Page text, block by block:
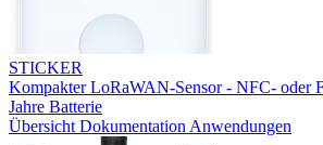
STICKER
Kompakter LoRaWAN-Sensor - NFC- oder
Jahre Batterie
Übersicht Dokumentation Anwendungen